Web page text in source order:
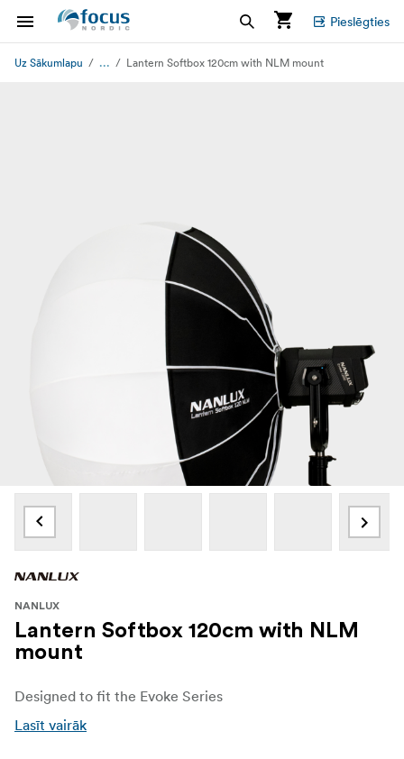
Pieslēgties
Uz Sākumlapu ... Lantern Softbox 120cm with NLM mount
NANLUX
Lantern Softbox 120cm with NLM
mount
Designed to fit the Evoke Series
Lasīt vairāk